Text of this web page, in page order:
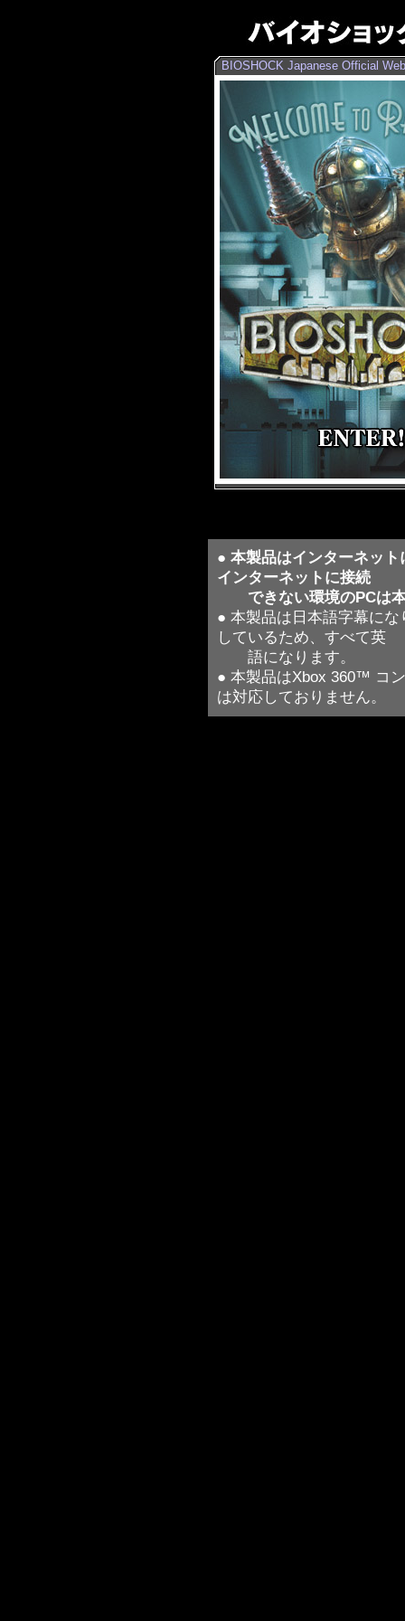
BIOSHOCK Japanese Official
● 本製品はインターネッ
インターネットに接続
できない環境のPCは本
● 本製品は日本語字幕に
しているため、すべて英
語になります。
● 本製品はXbox 360™ コ
は対応しておりません。